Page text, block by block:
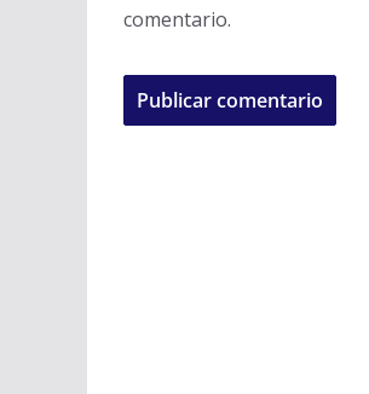
comentario.